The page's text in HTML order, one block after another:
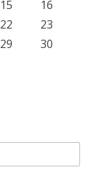
15
16
22
23
29
30